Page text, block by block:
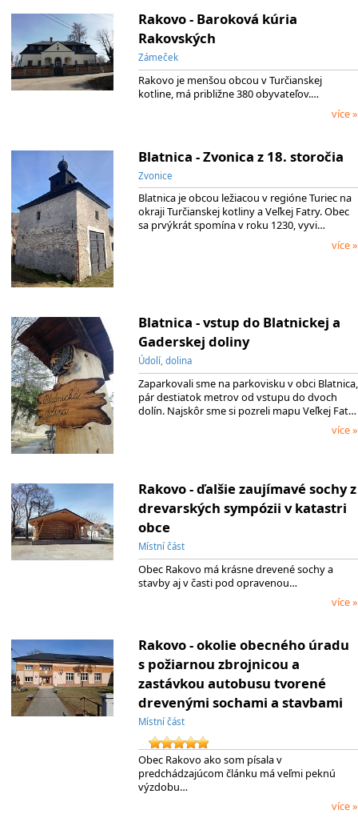
Rakovo - Baroková kúria
Rakovských
Zámeček
Rakovo je menšou obcou v Turčianskej
kotline, má približne 380 obyvateľov.…
více »
Blatnica - Zvonica z 18. storočia
Zvonice
Blatnica je obcou ležiacou v regióne Turiec na
okraji Turčianskej kotliny a Veľkej Fatry. Obec
sa prvýkrát spomína v roku 1230, vyvi…
více »
Blatnica - vstup do Blatnickej a
Gaderskej doliny
Údolí, dolina
Zaparkovali sme na parkovisku v obci Blatnica,
pár destiatok metrov od vstupu do dvoch
dolín. Najskôr sme si pozreli mapu Veľkej Fat…
více »
Rakovo - ďalšie zaujímavé sochy z
drevarských sympózii v katastri
obce
Místní část
Obec Rakovo má krásne drevené sochy a
stavby aj v časti pod opravenou…
více »
Rakovo - okolie obecného úradu
s požiarnou zbrojnicou a
zastávkou autobusu tvorené
drevenými sochami a stavbami
Místní část
Obec Rakovo ako som písala v
predchádzajúcom článku má veľmi peknú
výzdobu…
více »